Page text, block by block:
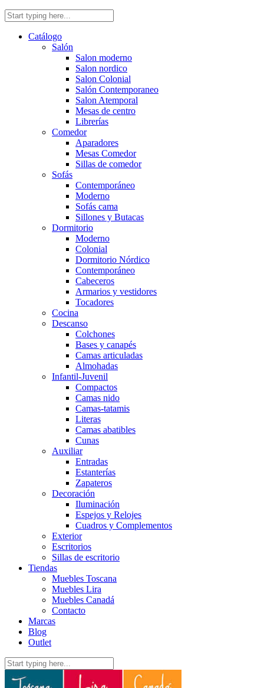
Catálogo
Salón
Salon moderno
Salon nordico
Salon Colonial
Salón Contemporaneo
Salon Atemporal
Mesas de centro
Librerías
Comedor
Aparadores
Mesas Comedor
Sillas de comedor
Sofás
Contemporáneo
Moderno
Sofás cama
Sillones y Butacas
Dormitorio
Moderno
Colonial
Dormitorio Nórdico
Contemporáneo
Cabeceros
Armarios y vestidores
Tocadores
Cocina
Descanso
Colchones
Bases y canapés
Camas articuladas
Almohadas
Infantil-Juvenil
Compactos
Camas nido
Camas-tatamis
Literas
Camas abatibles
Cunas
Auxiliar
Entradas
Estanterías
Zapateros
Decoración
Iluminación
Espejos y Relojes
Cuadros y Complementos
Exterior
Escritorios
Sillas de escritorio
Tiendas
Muebles Toscana
Muebles Lira
Muebles Canadá
Contacto
Marcas
Blog
Outlet